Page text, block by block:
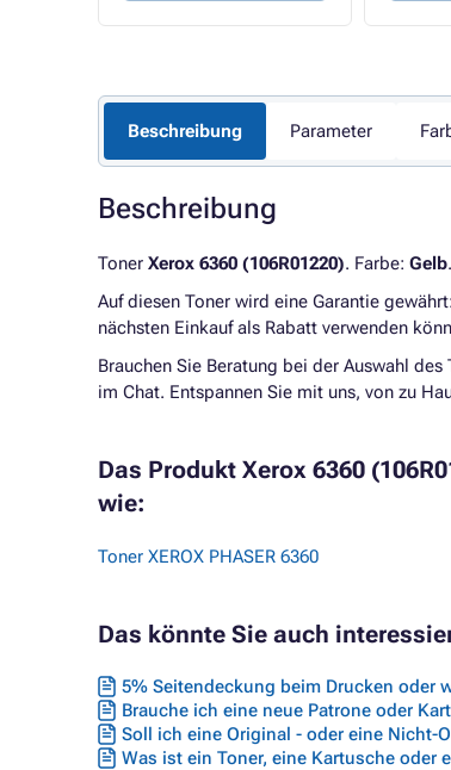
Beschreibung Parameter
Beschreibung
Toner Xerox 6360 (106R01220). Farbe: Gelb
Auf diesen Toner wird eine Garantie
nächsten Einkauf als Rabatt verwenden
Brauchen Sie Beratung bei der Auswahl des
im Chat. Entspannen Sie mit uns, von zu
Das Produkt Xerox 6360
wie:
Toner XEROX PHASER 6360
Das könnte Sie auch
5% Seitendeckung beim Drucken oder
Brauche ich eine neue Patrone oder
Soll ich eine Original - oder eine Nicht-
Was ist ein Toner, eine Kartusche oder